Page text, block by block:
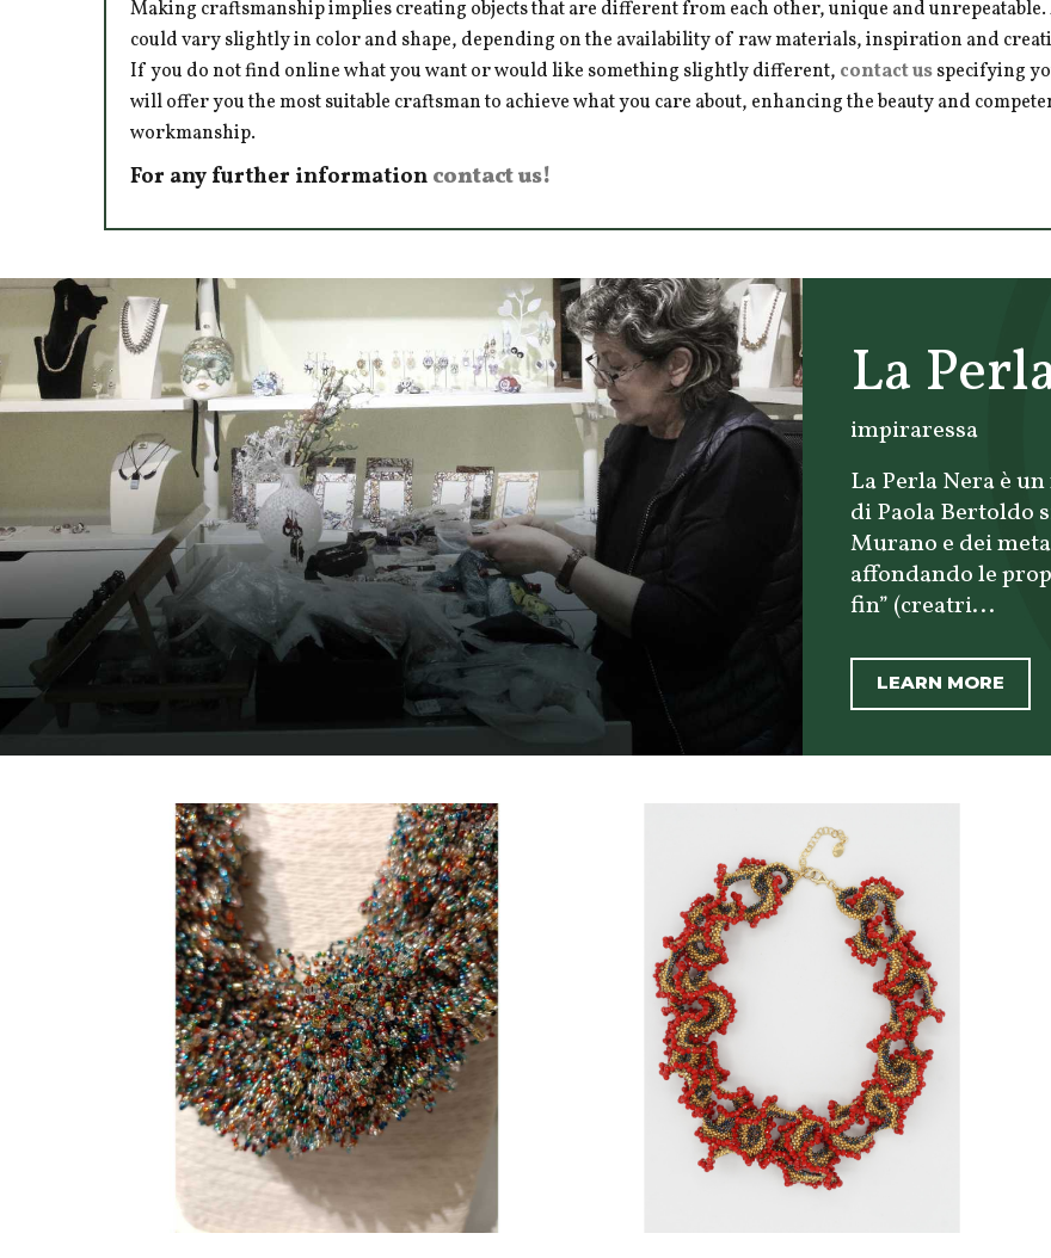
Making craftsmanship implies creating objects that are different from each other, unique and
could vary slightly in color and shape, depending on the availability of raw materials, inspiration and
If you do not find online what you want or would like something slightly different, contact usspecifying
will offer you the most suitable craftsman to achieve what you care about, enhancing the beauty and
workmanship.
For any further information contact us!
La
impiraressa
La Perla Nera è
di Paola Bertoldo
Murano e dei
affondando le
fin” (creatri...
LEARN MORE